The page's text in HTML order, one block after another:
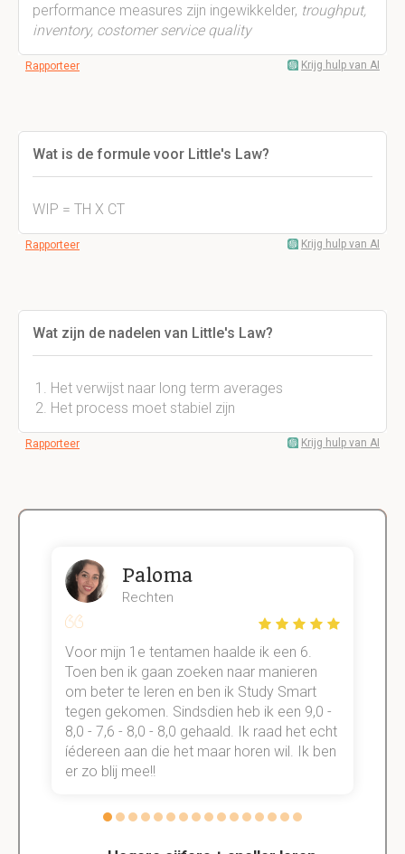
performance measures zijn ingewikkelder, troughput,
inventory, costomer service quality
Rapporteer Krijg hulp van AI
Wat is de formule voor Little's Law?
WIP = TH X CT
Rapporteer Krijg hulp van AI
Wat zijn de nadelen van Little's Law?
Het verwijst naar long term averages
Het process moet stabiel zijn
Rapporteer Krijg hulp van AI
Paloma
Rechten
Voor mijn 1e tentamen haalde ik een 6.
Toen ben ik gaan zoeken naar manieren
om beter te leren en ben ik Study Smart
tegen gekomen. Sindsdien heb ik een 9,0 -
8,0 - 7,6 - 8,0 - 8,0 gehaald. Ik raad het echt
íédereen aan die het maar horen wil. Ik ben
er zo blij mee!!